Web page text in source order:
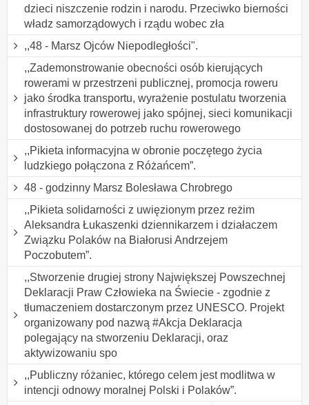
dzieci niszczenie rodzin i narodu. Przeciwko bierności
władz samorządowych i rządu wobec zła
,,48 - Marsz Ojców Niepodległości".
,,Zademonstrowanie obecności osób kierujących
rowerami w przestrzeni publicznej, promocja roweru
jako środka transportu, wyrażenie postulatu tworzenia
infrastruktury rowerowej jako spójnej, sieci komunikacji
dostosowanej do potrzeb ruchu rowerowego
,,Pikieta informacyjna w obronie poczętego życia
ludzkiego połączona z Różańcem”.
48 - godzinny Marsz Bolesława Chrobrego
,,Pikieta solidarności z uwięzionym przez reżim
Aleksandra Łukaszenki dziennikarzem i działaczem
Związku Polaków na Białorusi Andrzejem
Poczobutem”.
,,Stworzenie drugiej strony Największej Powszechnej
Deklaracji Praw Człowieka na Świecie - zgodnie z
tłumaczeniem dostarczonym przez UNESCO. Projekt
organizowany pod nazwą #Akcja Deklaracja
polegający na stworzeniu Deklaracji, oraz
aktywizowaniu spo
,,Publiczny różaniec, którego celem jest modlitwa w
intencji odnowy moralnej Polski i Polaków”.